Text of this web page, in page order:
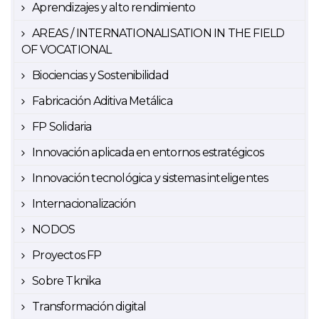
Aprendizajes y alto rendimiento
AREAS / INTERNATIONALISATION IN THE FIELD
OF VOCATIONAL
Biociencias y Sostenibilidad
Fabricación Aditiva Metálica
FP Solidaria
Innovación aplicada en entornos estratégicos
Innovación tecnológica y sistemas inteligentes
Internacionalización
NODOS
Proyectos FP
Sobre Tknika
Transformación digital